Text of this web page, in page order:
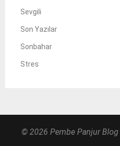
Sevgili
Son Yazılar
Sonbahar
Stres
© 2026 Pembe Panjur Blog